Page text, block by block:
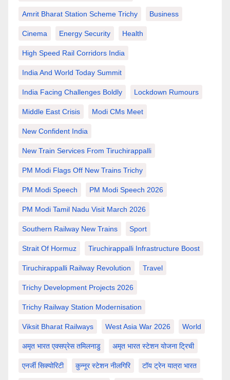
Amrit Bharat Station Scheme Trichy Business
Cinema Energy Security Health
High Speed Rail Corridors India
India And World Today Summit
India Facing Challenges Boldly Lockdown Rumours
Middle East Crisis Modi CMs Meet
New Confident India
New Train Services From Tiruchirappalli
PM Modi Flags Off New Trains Trichy
PM Modi Speech PM Modi Speech 2026
PM Modi Tamil Nadu Visit March 2026
Southern Railway New Trains Sport
Strait Of Hormuz Tiruchirappalli Infrastructure Boost
Tiruchirappalli Railway Revolution Travel
Trichy Development Projects 2026
Trichy Railway Station Modernisation
Viksit Bharat Railways West Asia War 2026 World
अमृत भारत एक्सप्रेस तमिलनाडु अमृत भारत स्टेशन योजना ट्रिची
एनर्जी सिक्योरिटी कुन्नूर स्टेशन नीलगिरि टॉय ट्रेन यात्रा भारत